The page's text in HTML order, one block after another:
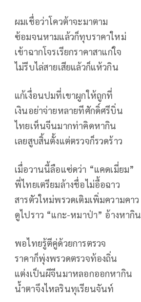
ผมเชื่อว่าโควต้าจะมาตาม
ซ้อมจนหามแล้วก็ทุบราคาใหม่
เข้าฉากโจรเรียกราคาสาแก่ใจ
ไม่รีบไล่สายเสียแล้วก็แห้วกิน
แก้เงื่อนปมที่เขาผูกให้ถูกที่
เงินอย่าจ่ายหลายทีศักดิ์ศรีบิ่น
ไทยเห็นจีนมากท่าคิดหากิน
เลยสูบสิ้นตั้งแต่ตรวจก็รวดร้าว
เมื่อวานนี้ลือแซ่ดว่า “แคดเมี่ยม”
พี่ไทยเตรียมล้างชื่อไม่อื้อฉาว
สารตัวใหม่พรวดเติมเพิ่มความคาว
ดูไปราว “แกะ-หมาป่า” อ้างหากิน
พอไทยรู้ตีคู่ด้วยการตรวจ
ราคาก็พุ่งพรวดตรวจท้องถิ่น
แต่งเป็นผีจีนมาหลอกออกหากิน
น้ำตาจึงไหลรินทุเรียนจันท์